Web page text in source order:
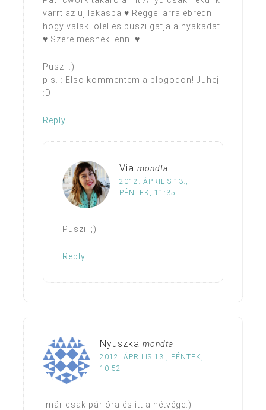
varrt az uj lakasba ♥ Reggel arra ebredni
hogy valaki olel es puszilgatja a nyakadat
♥ Szerelmesnek lenni ♥
Puszi :)
p.s. : Elso kommentem a blogodon! Juhej
:D
Reply
Via mondta
2012. ÁPRILIS 13.,
PÉNTEK, 11:35
Puszi! ;)
Reply
Nyuszka mondta
2012. ÁPRILIS 13., PÉNTEK,
10:52
-már csak pár óra és itt a hétvége:)